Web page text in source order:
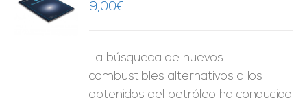
9,00€
La búsqueda de nuevos
combustibles alternativos a los
obtenidos del petróleo ha conducido